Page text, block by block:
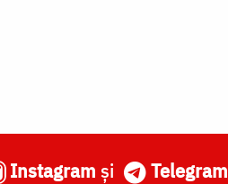
Instagram și Telegram